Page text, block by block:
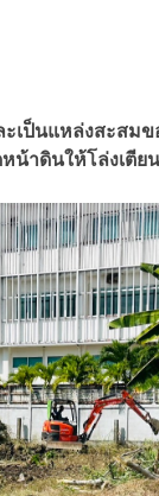
เป็นแหล่งสะสม
น้าดินให้โล่งเตี